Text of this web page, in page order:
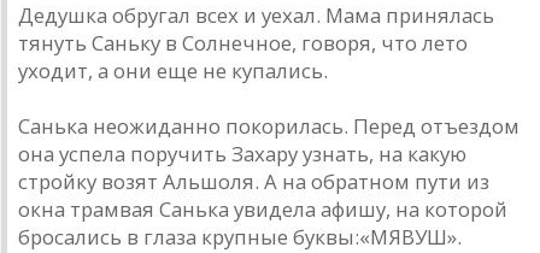
Дедушка обругал всех и уехал. Мама принялась
тянуть Саньку в Солнечное, говоря, что лето
уходит, а они еще не купались.
Санька неожиданно покорилась. Перед отъездом
она успела поручить Захару узнать, на какую
стройку возят Альшоля. А на обратном пути из
окна трамвая Санька увидела афишу, на которой
бросались в глаза крупные буквы:«МЯВУШ».